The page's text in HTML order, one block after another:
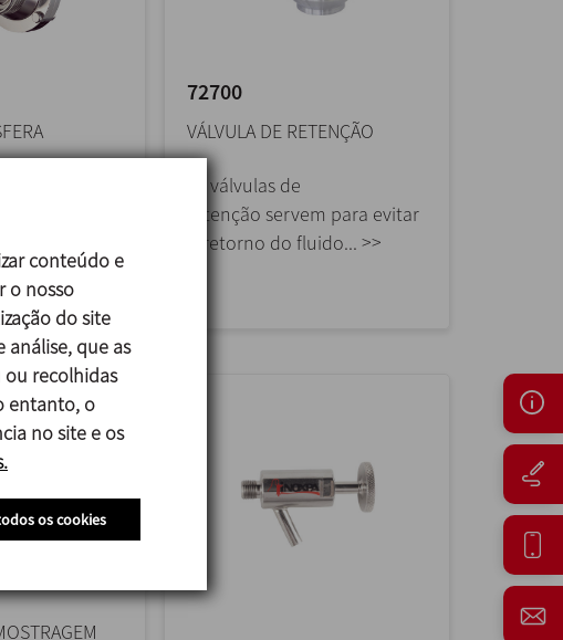
72700
VÁLVULA DE RETENÇÃO
As válvulas de
retenção servem para evitar
o retorno do fluido... >>
conteúdo e
o nosso
do site
análise, que as
recolhidas
entanto, o
no site e os
os cookies